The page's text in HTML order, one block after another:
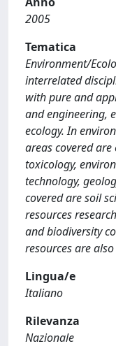
2005
Tematica
Environment/
interrelated
with pure and
and engineering,
ecology. In
areas covered
toxicology,
technology,
covered are soil
resources
and biodiversity
resources are
Lingua/e
Italiano
Rilevanza
Nazionale